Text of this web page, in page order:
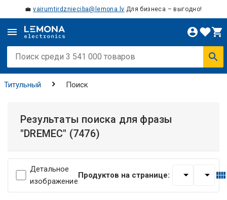
💼vairumtirdznieciba@lemona.lv Для бизнеса – выгодно!
Титульный Поиск
Результаты поиска для фразы
"DREMEC" (7476)
Детальное
изображение
Продуктов на странице: